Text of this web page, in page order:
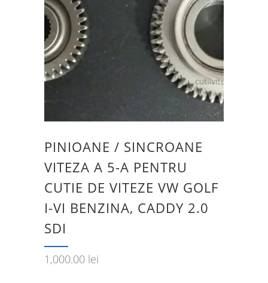
PINIOANE / SINCROANE
VITEZA A 5-A PENTRU
CUTIE DE VITEZE VW GOLF
I-VI BENZINA, CADDY 2.0
SDI
1,000.00 lei